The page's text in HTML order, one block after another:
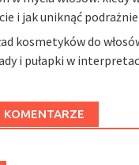
i jak uniknąć
kosmetyków do
i pułapki w